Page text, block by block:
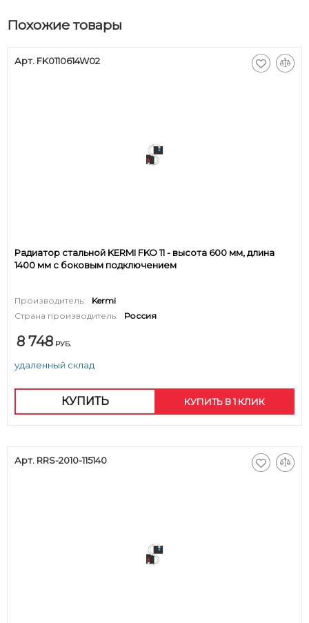
Похожие товары
Арт. FK0110614W02
Радиатор стальной KERMI FKO 11 - высота 600 мм, длина
1400 мм с боковым подключением
Производитель:
Kermi
Страна производитель:
Россия
8 748 РУБ.
удаленный склад
КУПИТЬ КУПИТЬ В 1 КЛИК
Арт. RRS-2010-115140